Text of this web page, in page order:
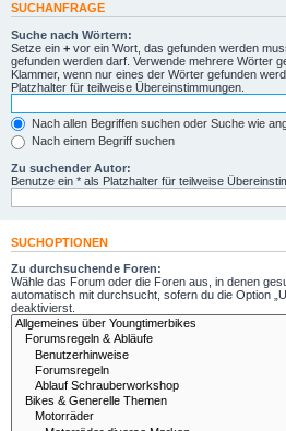
SUCHANFRAGE
Suche nach Wörtern:
Setze ein + vor ein Wort, das gefunden werden
gefunden werden darf. Verwende mehrere Wörter
Klammer, wenn nur eines der Wörter gefunden
Platzhalter für teilweise Übereinstimmungen.
Nach allen Begriffen suchen oder Suche wie
Nach einem Begriff suchen
Zu suchender Autor:
Benutze ein * als Platzhalter für teilweise
SUCHOPTIONEN
Zu durchsuchende Foren:
Wähle das Forum oder die Foren aus, in denen
automatisch mit durchsucht, sofern du die Option
deaktivierst.